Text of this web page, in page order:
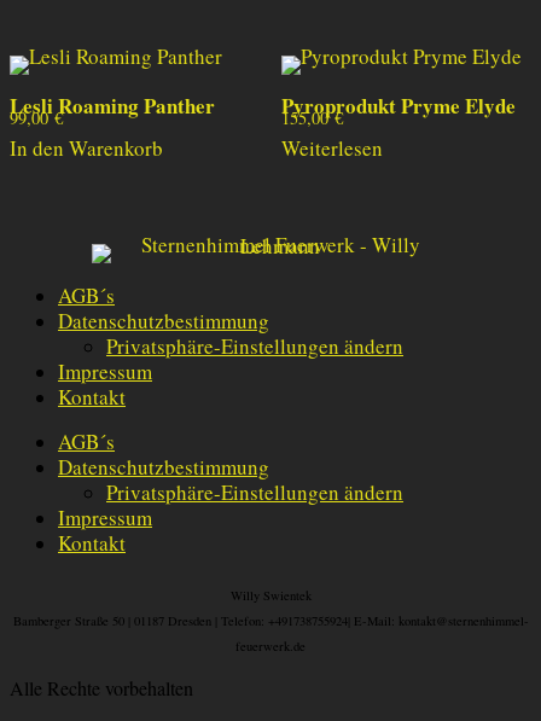
Lesli Roaming Panther
99,00€
In den Warenkorb
Pyroprodukt Pryme Elyde
155,00€
Weiterlesen
AGB´s
Datenschutzbestimmung
Privatsphäre-Einstellungen ändern
Impressum
Kontakt
AGB´s
Datenschutzbestimmung
Privatsphäre-Einstellungen ändern
Impressum
Kontakt
Willy Swientek
Bamberger Straße 50 | 01187 Dresden | Telefon: +491738755924| E-Mail: kontakt@sternenhimmel-
feuerwerk.de
Alle Rechte vorbehalten